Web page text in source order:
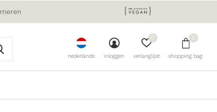
nederlands inloggen verlanglijst
0
shopping bag
0